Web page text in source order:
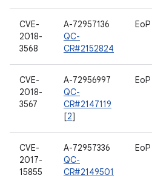
CVE-
2018-
3568
A-72957136
QC-
CR#2152824
EoP
CVE-
2018-
3567
A-72956997
QC-
CR#2147119
[2]
EoP
CVE-
2017-
15855
A-72957336
QC-
CR#2149501
EoP